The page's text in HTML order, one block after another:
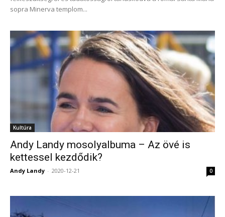
sopra Minerva templom...
Kultúra
Andy Landy mosolyalbuma – Az övé is
kettessel kezdődik?
Andy Landy - 2020-12-21 0